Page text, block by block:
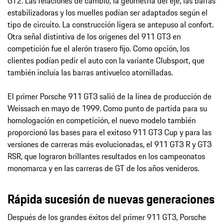
estabilizadoras y los muelles podían ser adaptados según el
tipo de circuito. La construcción ligera se antepuso al confort.
Otra señal distintiva de los orígenes del 911 GT3 en
competición fue el alerón trasero fijo. Como opción, los
clientes podían pedir el auto con la variante Clubsport, que
también incluía las barras antivuelco atornilladas.
El primer Porsche 911 GT3 salió de la línea de producción de
Weissach en mayo de 1999. Como punto de partida para su
homologación en competición, el nuevo modelo también
proporcionó las bases para el exitoso 911 GT3 Cup y para las
versiones de carreras más evolucionadas, el 911 GT3 R y GT3
RSR, que lograron brillantes resultados en los campeonatos
monomarca y en las carreras de GT de los años venideros.
Rápida sucesión de nuevas generaciones
Después de los grandes éxitos del primer 911 GT3, Porsche